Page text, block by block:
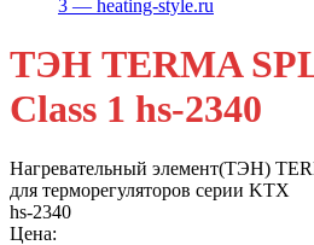
ТЭН TERMA
Class 1 hs-2340
Нагревательный элемент(ТЭН)
для терморегуляторов серии KTX
hs-2340
Цена: